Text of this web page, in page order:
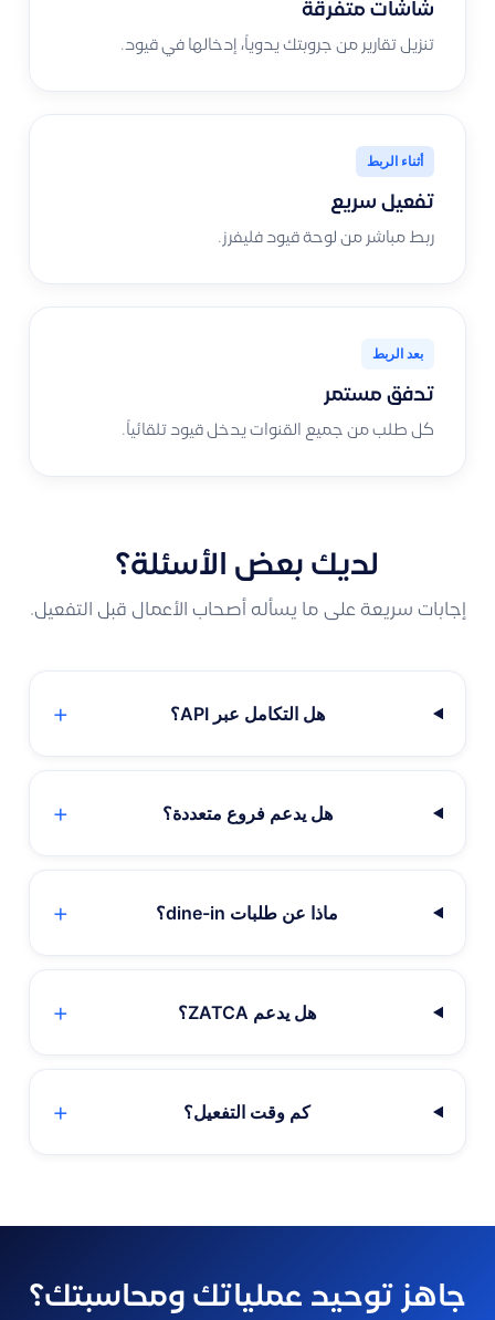
شاشات متفرقة
تنزيل تقارير من جروبتك يدوياً، إدخالها في قيود.
أثناء الربط
تفعيل سريع
ربط مباشر من لوحة قيود فليفرز.
بعد الربط
تدفق مستمر
كل طلب من جميع القنوات يدخل قيود تلقائياً.
لديك بعض الأسئلة؟
إجابات سريعة على ما يسأله أصحاب الأعمال قبل التفعيل.
هل التكامل عبر API؟
هل يدعم فروع متعددة؟
ماذا عن طلبات dine-in؟
هل يدعم ZATCA؟
كم وقت التفعيل؟
جاهز توحيد عملياتك ومحاسبتك؟